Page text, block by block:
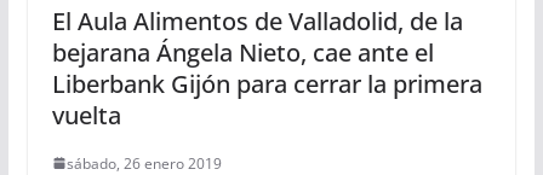
El Aula Alimentos de Valladolid, de la
bejarana Ángela Nieto, cae ante el
Liberbank Gijón para cerrar la primera
vuelta
sábado, 26 enero 2019